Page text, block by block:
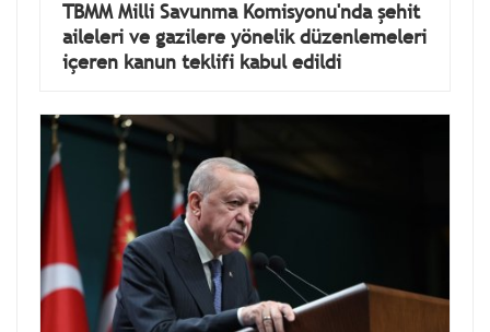
TBMM Milli Savunma Komisyonu'nda şehit
aileleri ve gazilere yönelik düzenlemeleri
içeren kanun teklifi kabul edildi